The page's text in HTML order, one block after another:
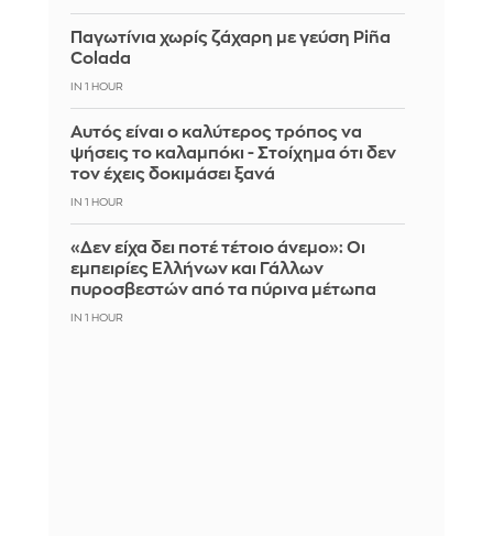
Παγωτίνια χωρίς ζάχαρη με γεύση Piña
Colada
IN 1 HOUR
Αυτός είναι ο καλύτερος τρόπος να
ψήσεις το καλαμπόκι - Στοίχημα ότι δεν
τον έχεις δοκιμάσει ξανά
IN 1 HOUR
«Δεν είχα δει ποτέ τέτοιο άνεμο»: Οι
εμπειρίες Ελλήνων και Γάλλων
πυροσβεστών από τα πύρινα μέτωπα
IN 1 HOUR